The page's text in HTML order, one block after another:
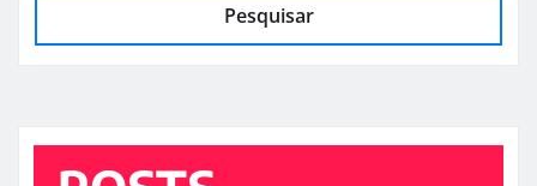
Pesquisar